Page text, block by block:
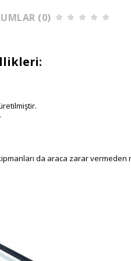
(0)
da araca zarar